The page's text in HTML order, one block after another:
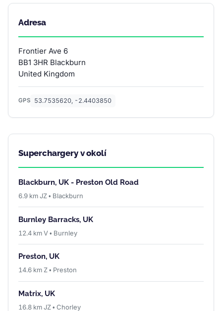
Adresa
Frontier Ave 6
BB1 3HR Blackburn
United Kingdom
GPS 53.7535620, -2.4403850
Superchargery v okolí
Blackburn, UK - Preston Old Road
6.9 km JZ • Blackburn
Burnley Barracks, UK
12.4 km V • Burnley
Preston, UK
14.6 km Z • Preston
Matrix, UK
16.8 km JZ • Chorley